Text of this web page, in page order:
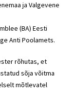
ja Valgevene
(BA) Eesti
Anti Poolamets.
rõhutas, et
sõja võitma
mõtlevatel